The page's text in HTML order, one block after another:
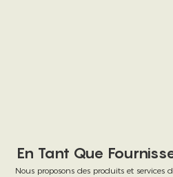
En Tant Que
Nous proposons des produits et